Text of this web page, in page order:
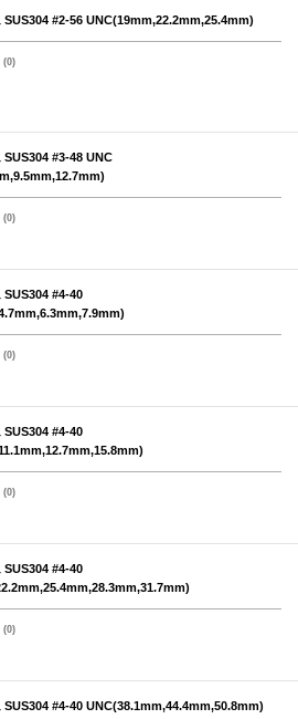
SUS304 #2-56 UNC(19mm,22.2mm,25.4mm)
(0)
SUS304 #3-48 UNC
(0)
SUS304 #4-40
(0)
SUS304 #4-40
(0)
SUS304 #4-40
(0)
SUS304 #4-40 UNC(38.1mm,44.4mm,50.8mm)